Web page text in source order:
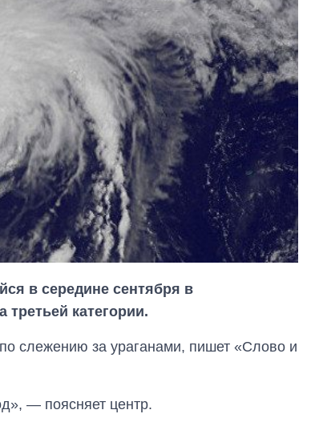
в середине сентября в
третьей категории.
слежению за ураганами, пишет «Слово и
— поясняет центр.